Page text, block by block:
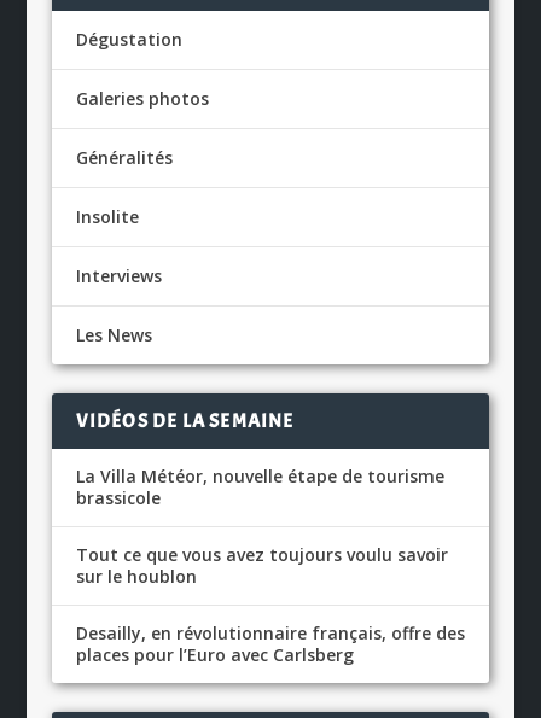
Dégustation
Galeries photos
Généralités
Insolite
Interviews
Les News
VIDÉOS DE LA SEMAINE
La Villa Météor, nouvelle étape de tourisme
brassicole
Tout ce que vous avez toujours voulu savoir
sur le houblon
Desailly, en révolutionnaire français, offre des
places pour l’Euro avec Carlsberg